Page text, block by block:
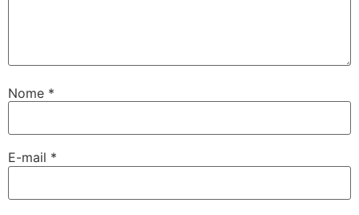
Nome *
E-mail *